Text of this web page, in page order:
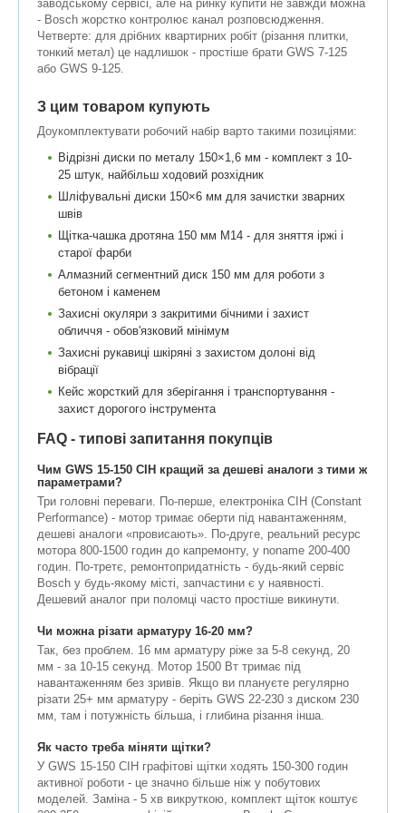
заводському сервісі, але на ринку купити не завжди можна
- Bosch жорстко контролює канал розповсюдження.
Четверте: для дрібних квартирних робіт (різання плитки,
тонкий метал) це надлишок - простіше брати GWS 7-125
або GWS 9-125.
З цим товаром купують
Доукомплектувати робочий набір варто такими позиціями:
Відрізні диски по металу 150×1,6 мм - комплект з 10-
25 штук, найбільш ходовий розхідник
Шліфувальні диски 150×6 мм для зачистки зварних
швів
Щітка-чашка дротяна 150 мм M14 - для зняття іржі і
старої фарби
Алмазний сегментний диск 150 мм для роботи з
бетоном і каменем
Захисні окуляри з закритими бічними і захист
обличчя - обов'язковий мінімум
Захисні рукавиці шкіряні з захистом долоні від
вібрації
Кейс жорсткий для зберігання і транспортування -
захист дорогого інструмента
FAQ - типові запитання покупців
Чим GWS 15-150 CIH кращий за дешеві аналоги з тими ж
параметрами?
Три головні переваги. По-перше, електроніка CIH (Constant
Performance) - мотор тримає оберти під навантаженням,
дешеві аналоги «провисають». По-друге, реальний ресурс
мотора 800-1500 годин до капремонту, у noname 200-400
годин. По-третє, ремонтопридатність - будь-який сервіс
Bosch у будь-якому місті, запчастини є у наявності.
Дешевий аналог при поломці часто простіше викинути.
Чи можна різати арматуру 16-20 мм?
Так, без проблем. 16 мм арматуру ріже за 5-8 секунд, 20
мм - за 10-15 секунд. Мотор 1500 Вт тримає під
навантаженням без зривів. Якщо ви плануєте регулярно
різати 25+ мм арматуру - беріть GWS 22-230 з диском 230
мм, там і потужність більша, і глибина різання інша.
Як часто треба міняти щітки?
У GWS 15-150 CIH графітові щітки ходять 150-300 годин
активної роботи - це значно більше ніж у побутових
моделей. Заміна - 5 хв викруткою, комплект щіток коштує